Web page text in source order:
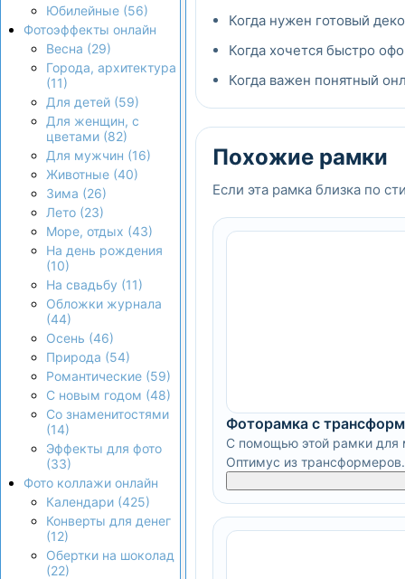
Юбилейные (56)
Фотоэффекты онлайн
Весна (29)
Города, архитектура
(11)
Для детей (59)
Для женщин, с
цветами (82)
Для мужчин (16)
Животные (40)
Зима (26)
Лето (23)
Море, отдых (43)
На день рождения
(10)
На свадьбу (11)
Обложки журнала
(44)
Осень (46)
Природа (54)
Романтические (59)
С новым годом (48)
Со знаменитостями
(14)
Эффекты для фото
(33)
Фото коллажи онлайн
Календари (425)
Конверты для денег
(12)
Обертки на шоколад
(22)
Когда нужен готовый
Когда хочется быстро
Когда важен понятный
Похожие рамки
Если эта рамка близка по
Фоторамка с
С помощью этой рамки для
Оптимус из трансформеров.